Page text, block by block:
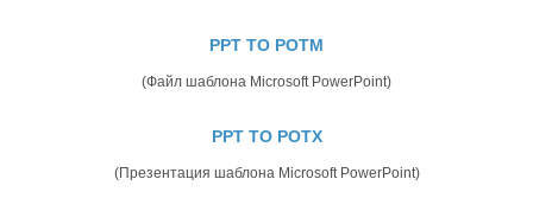
PPT TO POTM
(Файл шаблона Microsoft PowerPoint)
PPT TO POTX
(Презентация шаблона Microsoft PowerPoint)